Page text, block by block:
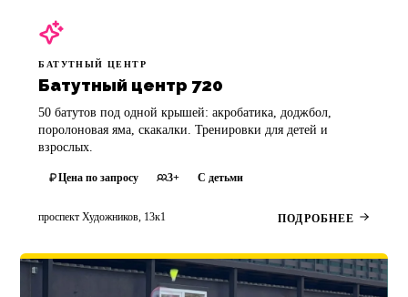
БАТУТНЫЙ ЦЕНТР
Батутный центр 720
50 батутов под одной крышей: акробатика, доджбол,
поролоновая яма, скакалки. Тренировки для детей и
взрослых.
Цена по запросу 3+ С детьми
проспект Художников, 13к1 ПОДРОБНЕЕ